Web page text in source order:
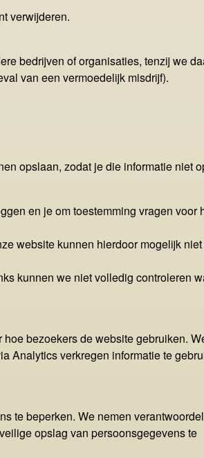
verwijderen.
bedrijven of organisaties, tenzij we
van een vermoedelijk misdrijf).
opslaan, zodat je die informatie niet
en je om toestemming vragen voor
website kunnen hierdoor mogelijk
kunnen we niet volledig controleren
bezoekers de website gebruiken.
Analytics verkregen informatie te
te beperken. We nemen
opslag van persoonsgegevens te